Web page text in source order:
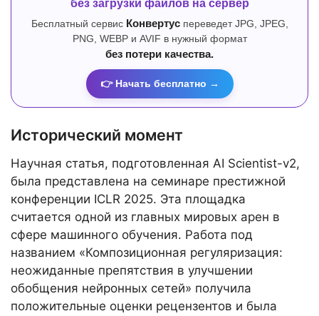
без загрузки файлов на сервер
Бесплатный сервис Конвертуспереведет JPG, JPEG,
PNG, WEBP и AVIF в нужный формат
без потери качества.
👉 Начать бесплатно →
Исторический момент
Научная статья, подготовленная AI Scientist-v2,
была представлена на семинаре престижной
конференции ICLR 2025. Эта площадка
считается одной из главных мировых арен в
сфере машинного обучения. Работа под
названием «Композиционная регуляризация:
неожиданные препятствия в улучшении
обобщения нейронных сетей» получила
положительные оценки рецензентов и была